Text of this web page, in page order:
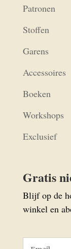
Patronen
Stoffen
Garens
Accessoires
Boeken
Workshops
Exclusief
Gratis
Blijf op de
winkel en